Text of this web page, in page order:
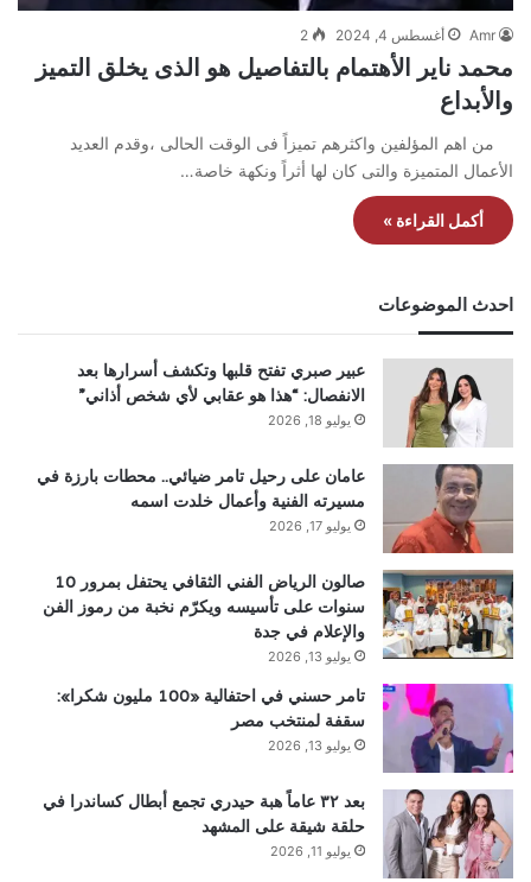
Amr أغسطس 4, 2024 2
محمد ناير الأهتمام بالتفاصيل هو الذى يخلق التميز
والأبداع
من اهم المؤلفين واكثرهم تميزاً فى الوقت الحالى ،وقدم العديد
الأعمال المتميزة والتى كان لها أثراً ونكهة خاصة…
أكمل القراءة »
احدث الموضوعات
عبير صبري تفتح قلبها وتكشف أسرارها بعد
الانفصال: “هذا هو عقابي لأي شخص أذاني”
يوليو 18, 2026
عامان على رحيل تامر ضيائي.. محطات بارزة في
مسيرته الفنية وأعمال خلدت اسمه
يوليو 17, 2026
صالون الرياض الفني الثقافي يحتفل بمرور 10
سنوات على تأسيسه ويكرّم نخبة من رموز الفن
والإعلام في جدة
يوليو 13, 2026
تامر حسني في احتفالية «100 مليون شكرا»:
سقفة لمنتخب مصر
يوليو 13, 2026
بعد ٣٢ عاماً هبة حيدري تجمع أبطال كساندرا في
حلقة شيقة على المشهد
يوليو 11, 2026